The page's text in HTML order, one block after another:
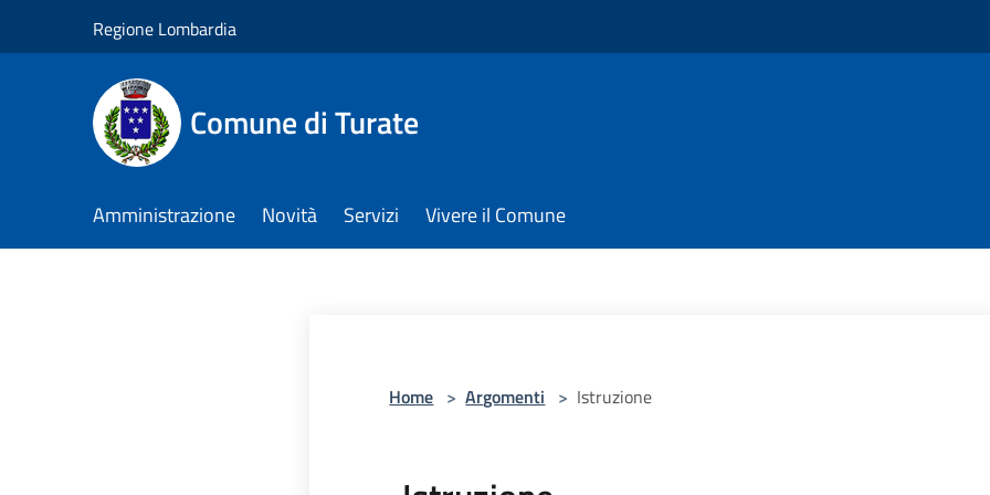
Regione Lombardia
Comune di Turate
Amministrazione Novità Servizi Vivere il Comune
Home > Argomenti > Istruzione